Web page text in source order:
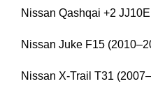
Nissan Qashqai +2 JJ10E
Nissan Juke F15
Nissan X-Trail T31